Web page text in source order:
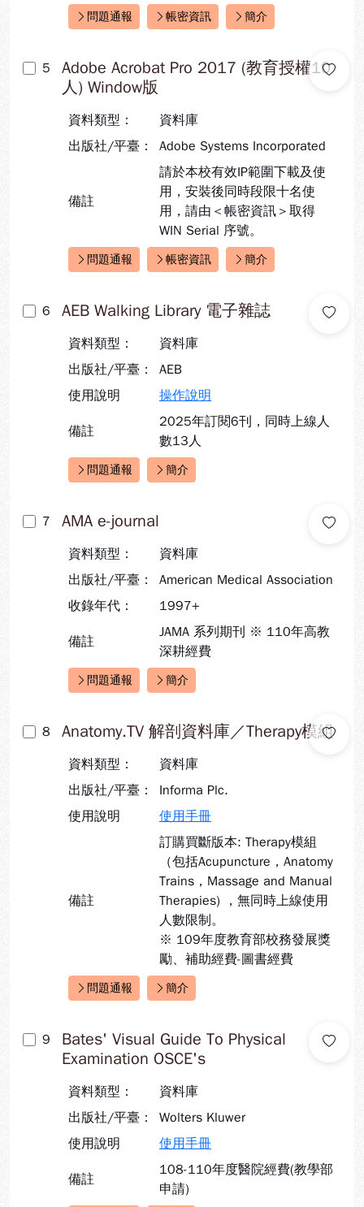
快速連結：
問題通報 帳密資訊 簡介
5
Adobe Acrobat Pro 2017 (教育授權10
人) Window版
資料類型：
資料庫
出版社/平臺：
Adobe Systems Incorporated
備註
請於本校有效IP範圍下載及使
用，安裝後同時段限十名使
用，請由＜帳密資訊＞取得
WIN Serial 序號。
快速連結：
問題通報 帳密資訊 簡介
6 AEB Walking Library 電子雜誌
資料類型：
資料庫
出版社/平臺：
AEB
使用說明
操作說明
備註
2025年訂閱6刊，同時上線人
數13人
快速連結：
問題通報 簡介
7 AMA e-journal
資料類型：
資料庫
出版社/平臺：
American Medical Association
收錄年代：
1997+
備註
JAMA 系列期刊 ※ 110年高教
深耕經費
快速連結：
問題通報 簡介
8 Anatomy.TV 解剖資料庫／Therapy模組
資料類型：
資料庫
出版社/平臺：
Informa Plc.
使用說明
使用手冊
備註
訂購買斷版本: Therapy模組
（包括Acupuncture，Anatomy
Trains，Massage and Manual
Therapies) ，無同時上線使用
人數限制。
※ 109年度教育部校務發展獎
勵、補助經費-圖書經費
快速連結：
問題通報 簡介
9
Bates' Visual Guide To Physical
Examination OSCE's
資料類型：
資料庫
出版社/平臺：
Wolters Kluwer
使用說明
使用手冊
備註
108-110年度醫院經費(教學部
申請)